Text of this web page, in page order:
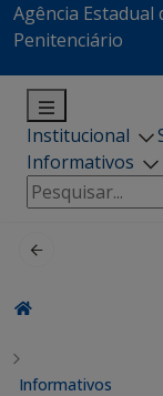
Agência Estadual
Penitenciário
Institucional
Informativos
Pesquisar
por:
Informativos